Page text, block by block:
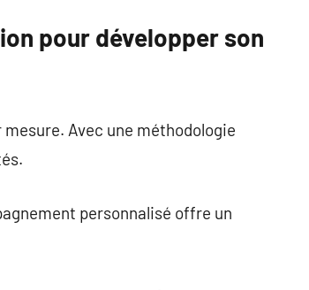
pour développer son
Avec une méthodologie
personnalisé offre un